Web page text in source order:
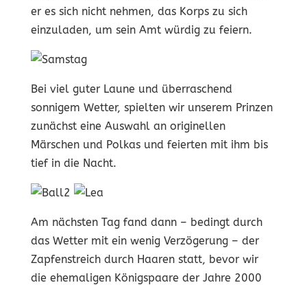
er es sich nicht nehmen, das Korps zu sich
einzuladen, um sein Amt würdig zu feiern.
Bei viel guter Laune und überraschend
sonnigem Wetter, spielten wir unserem Prinzen
zunächst eine Auswahl an originellen
Märschen und Polkas und feierten mit ihm bis
tief in die Nacht.
Am nächsten Tag fand dann – bedingt durch
das Wetter mit ein wenig Verzögerung – der
Zapfenstreich durch Haaren statt, bevor wir
die ehemaligen Königspaare der Jahre 2000